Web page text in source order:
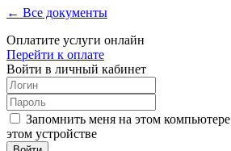
← Все документы
Оплатите услуги онлайн
Перейти к оплате
Войти в личный кабинет
Запомнить меня на этом компьютере
этом устройстве